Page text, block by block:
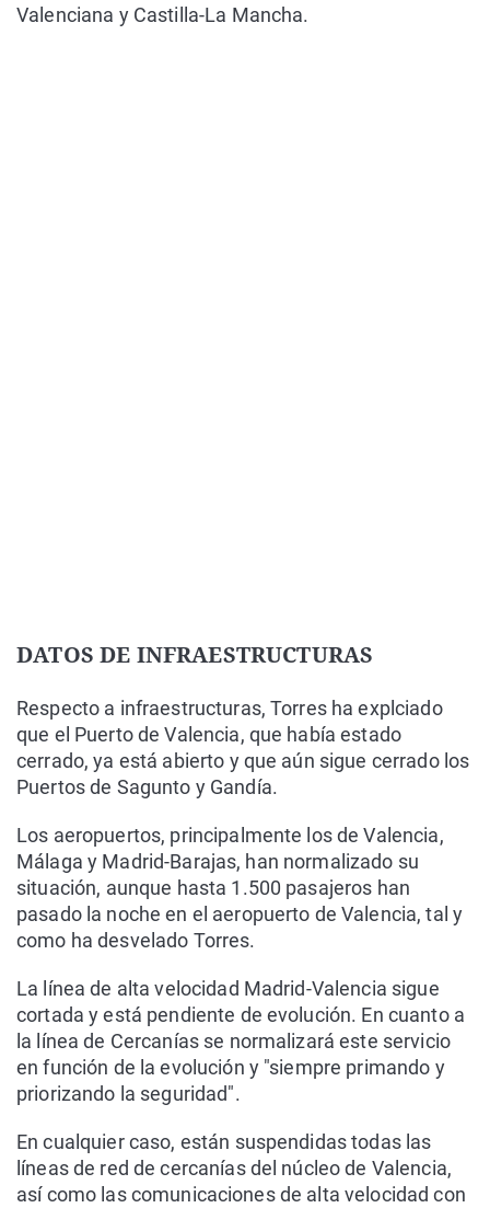
Valenciana y Castilla-La Mancha.
DATOS DE INFRAESTRUCTURAS
Respecto a infraestructuras, Torres ha explciado
que el Puerto de Valencia, que había estado
cerrado, ya está abierto y que aún sigue cerrado los
Puertos de Sagunto y Gandía.
Los aeropuertos, principalmente los de Valencia,
Málaga y Madrid-Barajas, han normalizado su
situación, aunque hasta 1.500 pasajeros han
pasado la noche en el aeropuerto de Valencia, tal y
como ha desvelado Torres.
La línea de alta velocidad Madrid-Valencia sigue
cortada y está pendiente de evolución. En cuanto a
la línea de Cercanías se normalizará este servicio
en función de la evolución y "siempre primando y
priorizando la seguridad".
En cualquier caso, están suspendidas todas las
líneas de red de cercanías del núcleo de Valencia,
así como las comunicaciones de alta velocidad con